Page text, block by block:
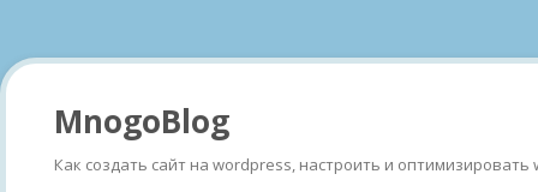
MnogoBlog
Как создать сайт на wordpress, настроить и оптимизировать